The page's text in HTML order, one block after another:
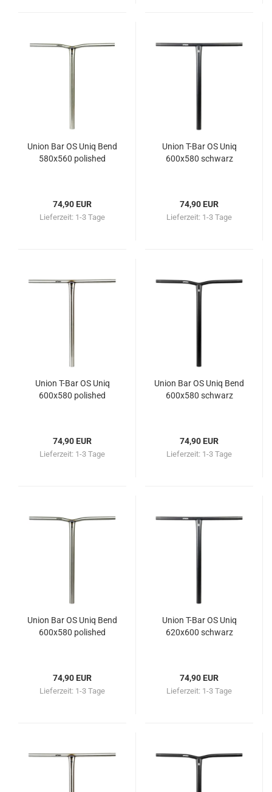
Union Bar OS Uniq Bend
580x560 polished
74,90 EUR
Lieferzeit: 1-3 Tage
Union T-Bar OS Uniq
600x580 schwarz
74,90 EUR
Lieferzeit: 1-3 Tage
Union T-Bar OS Uniq
600x580 polished
74,90 EUR
Lieferzeit: 1-3 Tage
Union Bar OS Uniq Bend
600x580 schwarz
74,90 EUR
Lieferzeit: 1-3 Tage
Union Bar OS Uniq Bend
600x580 polished
74,90 EUR
Lieferzeit: 1-3 Tage
Union T-Bar OS Uniq
620x600 schwarz
74,90 EUR
Lieferzeit: 1-3 Tage